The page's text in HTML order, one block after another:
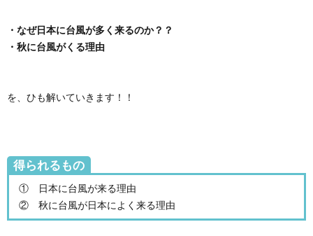
・なぜ日本に台風が多く来るのか？？
・秋に台風がくる理由
を、ひも解いていきます！！
得られるもの
① 日本に台風が来る理由
② 秋に台風が日本によく来る理由